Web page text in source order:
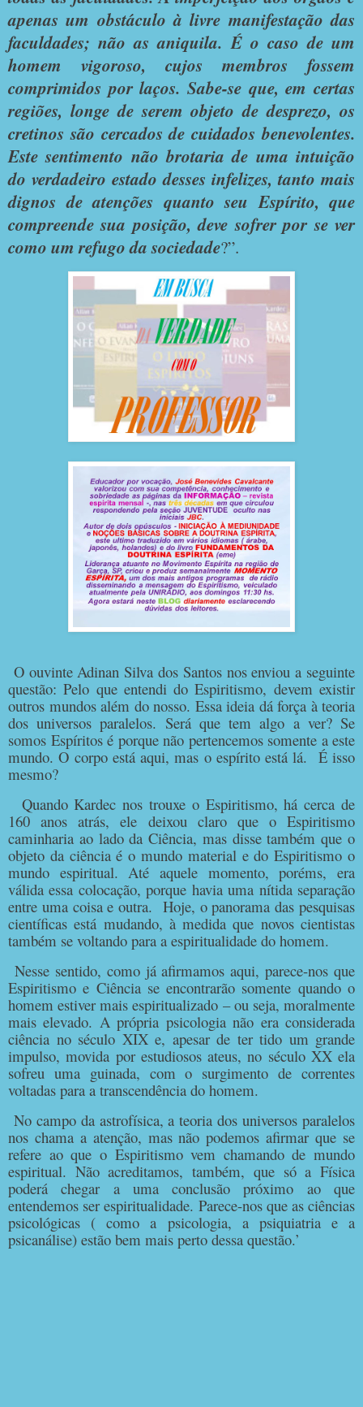
apenas um obstáculo à livre manifestação das
faculdades; não as aniquila. É o caso de um
homem vigoroso, cujos membros fossem
comprimidos por laços. Sabe-se que, em certas
regiões, longe de serem objeto de desprezo, os
cretinos são cercados de cuidados benevolentes.
Este sentimento não brotaria de uma intuição
do verdadeiro estado desses infelizes, tanto mais
dignos de atenções quanto seu Espírito, que
compreende sua posição, deve sofrer por se ver
como um refugo da sociedade?”.
O ouvinte Adinan Silva dos Santos nos enviou a seguinte
questão: Pelo que entendi do Espiritismo, devem existir
outros mundos além do nosso. Essa ideia dá força à teoria
dos universos paralelos. Será que tem algo a ver? Se
somos Espíritos é porque não pertencemos somente a este
mundo. O corpo está aqui, mas o espírito está lá. É isso
mesmo?
Quando Kardec nos trouxe o Espiritismo, há cerca de
160 anos atrás, ele deixou claro que o Espiritismo
caminharia ao lado da Ciência, mas disse também que o
objeto da ciência é o mundo material e do Espiritismo o
mundo espiritual. Até aquele momento, poréms, era
válida essa colocação, porque havia uma nítida separação
entre uma coisa e outra. Hoje, o panorama das pesquisas
científicas está mudando, à medida que novos cientistas
também se voltando para a espiritualidade do homem.
Nesse sentido, como já afirmamos aqui, parece-nos que
Espiritismo e Ciência se encontrarão somente quando o
homem estiver mais espiritualizado – ou seja, moralmente
mais elevado. A própria psicologia não era considerada
ciência no século XIX e, apesar de ter tido um grande
impulso, movida por estudiosos ateus, no século XX ela
sofreu uma guinada, com o surgimento de correntes
voltadas para a transcendência do homem.
No campo da astrofísica, a teoria dos universos paralelos
nos chama a atenção, mas não podemos afirmar que se
refere ao que o Espiritismo vem chamando de mundo
espiritual. Não acreditamos, também, que só a Física
poderá chegar a uma conclusão próximo ao que
entendemos ser espiritualidade. Parece-nos que as ciências
psicológicas ( como a psicologia, a psiquiatria e a
psicanálise) estão bem mais perto dessa questão.’